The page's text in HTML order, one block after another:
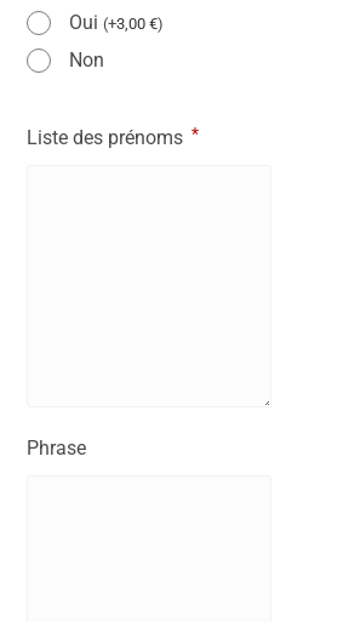
Oui(+3,00€)
Non
Liste des prénoms *
Phrase